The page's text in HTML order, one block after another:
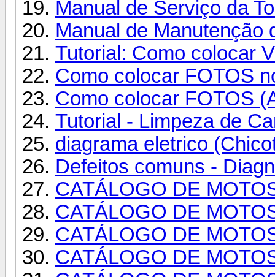
Manual de Serviço da
Manual de Manutenção
Tutorial: Como colocar
Como colocar FOTOS
Como colocar FOTOS
Tutorial - Limpeza de
diagrama eletrico
Defeitos comuns -
CATÁLOGO DE
CATÁLOGO DE
CATÁLOGO DE
CATÁLOGO DE